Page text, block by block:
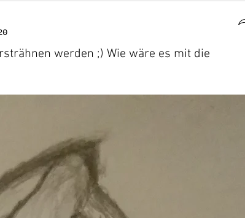
werden ;) Wie wäre es mit die